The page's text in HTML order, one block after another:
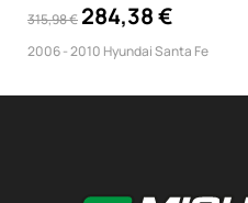
315,98 € 284,38 €
2006 - 2010 Hyundai Santa Fe